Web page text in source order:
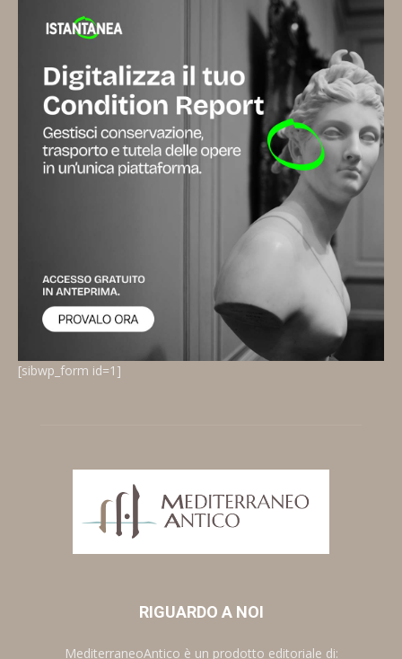
[sibwp_form id=1]
RIGUARDO A NOI
MediterraneoAntico è un prodotto editoriale di: